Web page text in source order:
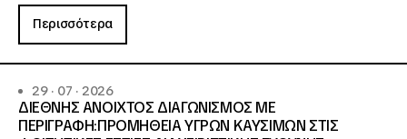
Περισσότερα
29 · 07 · 2026
ΔΙΕΘΝΗΣ ΑΝΟΙΧΤΟΣ ΔΙΑΓΩΝΙΣΜΟΣ ΜΕ
ΠΕΡΙΓΡΑΦΗ:ΠΡΟΜΗΘΕΙΑ ΥΓΡΩΝ ΚΑΥΣΙΜΩΝ ΣΤΙΣ